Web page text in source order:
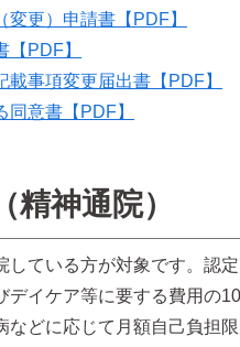
更）申請書【PDF】
PDF】
事項変更届出書【PDF】
意書【PDF】
精神通院）
している方が対象です。認
デイケア等に要する費用の
どに応じて月額自己負担限